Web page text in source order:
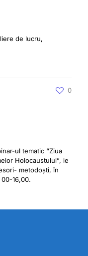
de lucru,
0
ul tematic “Ziua
Holocaustului”, le
metodoști, în
16,00.